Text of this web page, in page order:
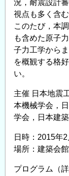
公
募
の
況，耐震設計
視点も多く含
このたび，本
も含めた原子
子力工学から
を概観する格
い。
主催 日本地震
本機械学会，
学会，日本建
日時：2015年
場所：建築会
プログラム（